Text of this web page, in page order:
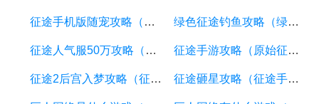
征途手机版随宠攻略（征途手游宝图随宠图鉴大全） 绿色征途钓鱼攻略（绿色征途打金攻略）
征途人气服50万攻略（征途人多吗） 征途手游攻略（原始征途手游公测时间）
征途2后宫入梦攻略（征途2后期） 征途砸星攻略（征途手机版砸星摸规律）